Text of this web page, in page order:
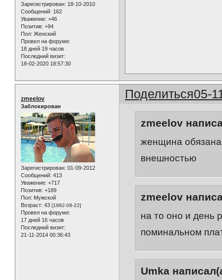
Зарегистрирован: 18-10-2010
Сообщений: 162
Уважение: +46
Позитив: +94
Пол: Женский
Провел на форуме:
18 дней 19 часов
Последний визит:
18-02-2020 18:57:30
Поделиться05-
zmeelov
Заблокирован
Зарегистрирован: 01-09-2012
Сообщений: 413
Уважение: +717
Позитив: +189
Пол: Мужской
Возраст: 43 [1982-08-22]
Провел на форуме:
17 дней 16 часов
Последний визит:
21-11-2014 00:36:43
zmeelov
женщина обязана
внешностью
zmeelov
на то оно и день
поминальном
Umka